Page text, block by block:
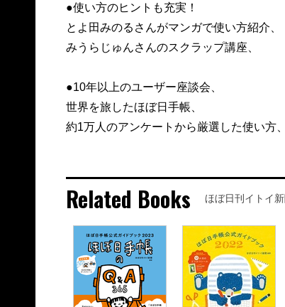
●使い方のヒントも充実！
とよ田みのるさんがマンガで使い方紹介、
みうらじゅんさんのスクラップ講座、
●10年以上のユーザー座談会、
世界を旅したほぼ日手帳、
約1万人のアンケートから厳選した使い方、
Related Books ほぼ日刊イトイ